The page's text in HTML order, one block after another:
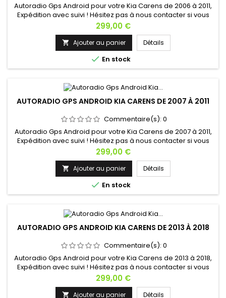
Autoradio Gps Android pour votre Kia Carens de 2006 à 2011,
Expédition avec suivi ! Hésitez pas à nous contacter si vous
avez une question !
Prix
299,00 €
 Ajouter au panier Détails
 En stock
AUTORADIO GPS ANDROID KIA CARENS DE 2007 À 2011
Commentaire(s): 0
Autoradio Gps Android pour votre Kia Carens de 2007 à 2011,
Expédition avec suivi ! Hésitez pas à nous contacter si vous
avez une question !
Prix
299,00 €
 Ajouter au panier Détails
 En stock
AUTORADIO GPS ANDROID KIA CARENS DE 2013 À 2018
Commentaire(s): 0
Autoradio Gps Android pour votre Kia Carens de 2013 à 2018,
Expédition avec suivi ! Hésitez pas à nous contacter si vous
avez une question !
Prix
299,00 €
 Ajouter au panier Détails